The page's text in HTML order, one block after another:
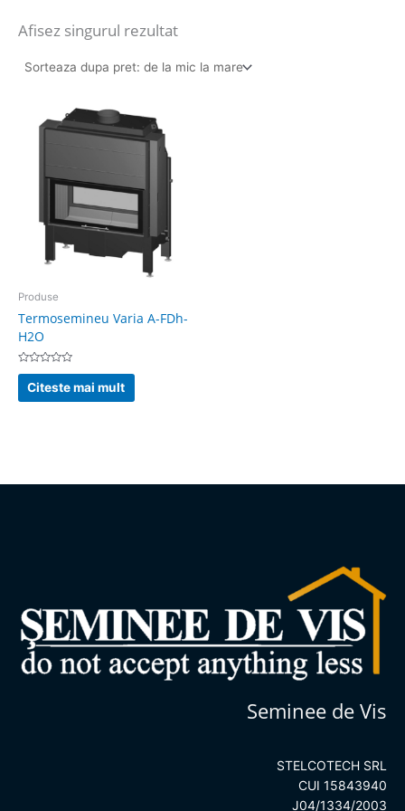
Afisez singurul rezultat
Produse
Termosemineu Varia A-FDh-
H2O
Evaluat
din
Citeste mai mult
Seminee de Vis
STELCOTECH SRL
CUI 15843940
J04/1334/2003